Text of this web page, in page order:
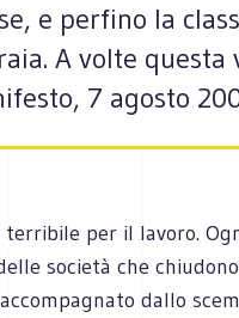
e perfino la
A volte questa
7 agosto
terribile per il lavoro.
società che
dallo